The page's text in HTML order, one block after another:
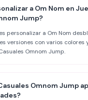
a Om Nom en
Jump?
personalizar a Om Nom
versiones con varios colores
Omnom Jump.
Omnom Jump